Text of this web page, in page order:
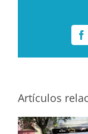
Artículos